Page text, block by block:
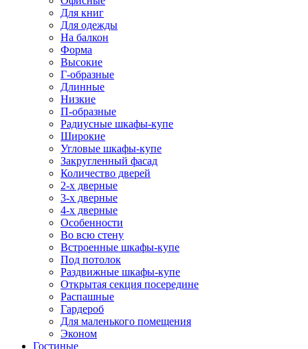
Для книг
Для одежды
На балкон
Форма
Высокие
Г-образные
Длинные
Низкие
П-образные
Радиусные шкафы-купе
Широкие
Угловые шкафы-купе
Закругленный фасад
Количество дверей
2-х дверные
3-х дверные
4-х дверные
Особенности
Во всю стену
Встроенные шкафы-купе
Под потолок
Раздвижные шкафы-купе
Открытая секция посередине
Распашные
Гардероб
Для маленького помещения
Эконом
Гостиные